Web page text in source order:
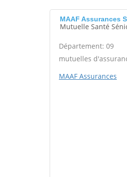
MAAF Assurances
Mutuelle Santé
Département: 09
mutuelles
MAAF Assurances